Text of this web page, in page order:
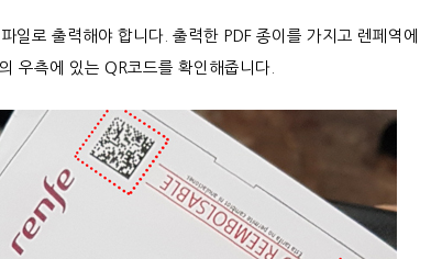
일로 출력해야 합니다. 출력한 PDF 종이를 가지고 렌페역에
우측에 있는 QR코드를 확인해줍니다.